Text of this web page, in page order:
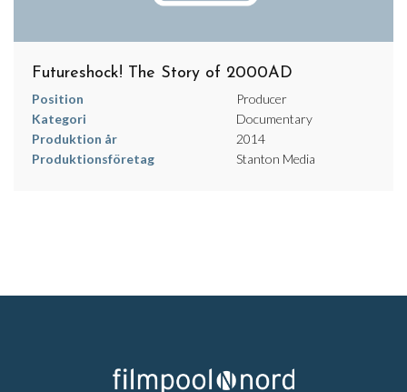
Futureshock! The Story of 2000AD
Position
Producer
Kategori
Documentary
Produktion år
2014
Produktionsföretag
Stanton Media